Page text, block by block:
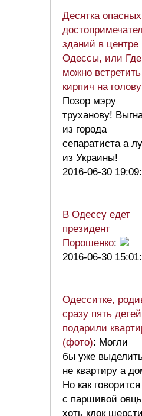
Десятка опасных
зданий в центре
Одессы, или Где
можно встретить
кирпич на голову
Позор мэру
труханову!
из города
сепаратиста а
из Украины!
2016-06-30
В Одессу едет
президент
Порошенко:
2016-06-30
Одесситке,
сразу пять
подарили
(фото): Могли
бы уже
не квартиру а
Но как говорится
с паршивой
хоть клок